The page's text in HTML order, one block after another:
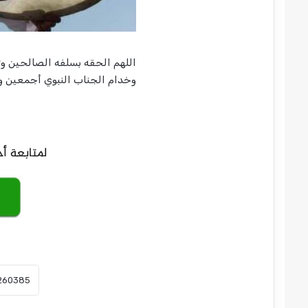
اللهم الحقه بسلفه الصالحين
وخدام الجناب النبوي أجمعين